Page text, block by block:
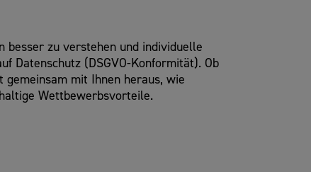
besser zu verstehen und individuelle
Datenschutz (DSGVO-Konformität). Ob
mit Ihnen heraus, wie
Wettbewerbsvorteile.